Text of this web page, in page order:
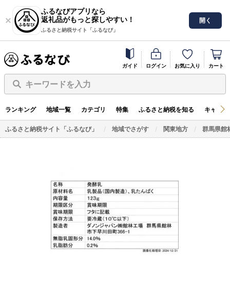
ふるなびアプリなら
返礼品がもっと探しやすい！
ふるさと納税サイト「ふるなび」
開く
ガイド ログイン お気に入り カート
キーワードを入力
ランキング 地域一覧 カテゴリ 特集 ふるさと納税を知る キャン
ふるさと納税サイト「ふるなび」 地域でさがす 関東地方 群馬県館